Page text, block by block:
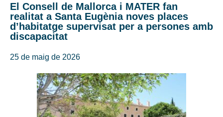
El Consell de Mallorca i MATER fan
realitat a Santa Eugènia noves places
d’habitatge supervisat per a persones amb
discapacitat
25 de maig de 2026